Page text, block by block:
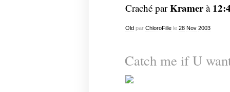
Craché parKramerà
Oldpar ChloroFillele 28 Nov 2003
Catch me if U